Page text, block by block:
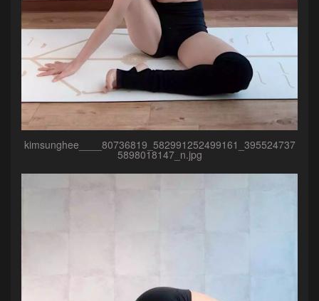
kimsunghee____80736819_582991252499161_395524737
5898018147_n.jpg